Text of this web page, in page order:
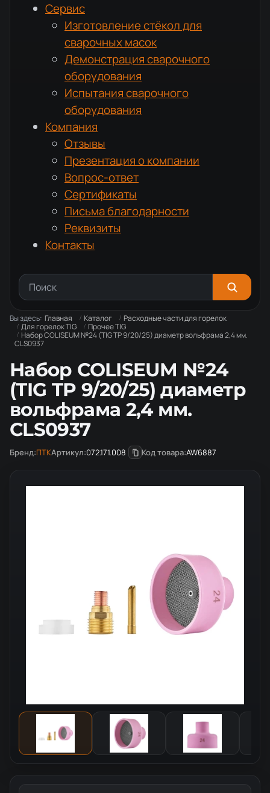
Сервис
Изготовление стёкол для
сварочных масок
Демонстрация сварочного
оборудования
Испытания сварочного
оборудования
Компания
Отзывы
Презентация о компании
Вопрос-ответ
Сертификаты
Письма благодарности
Реквизиты
Контакты
Вы здесь: Главная Каталог
Расходные части для горелок
Для горелок TIG
Прочее TIG
Набор COLISEUM №24 (TIG TP 9/20/25) диаметр вольфрама 2,4 мм.
CLS0937
Набор COLISEUM №24
(TIG TP 9/20/25) диаметр
вольфрама 2,4 мм.
CLS0937
Бренд:ПТКАртикул:072.171.008 Код товара:AW6887